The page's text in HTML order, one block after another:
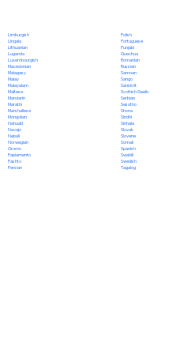
Limburgish
Lingala
Lithuanian
Luganda
Luxembourgish
Macedonian
Malagasy
Malay
Malayalam
Maltese
Mandarin
Marathi
Marshallese
Mongolian
Nahuatl
Navajo
Nepali
Norwegian
Oromo
Papiamento
Pashto
Persian
Polish
Portuguese
Punjabi
Quechua
Romanian
Russian
Samoan
Sango
Sanskrit
Scottish Gaelic
Serbian
Sesotho
Shona
Sindhi
Sinhala
Slovak
Slovene
Somali
Spanish
Swahili
Swedish
Tagalog